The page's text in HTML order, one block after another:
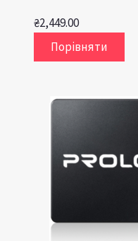
₴2,449.00
Порівняти